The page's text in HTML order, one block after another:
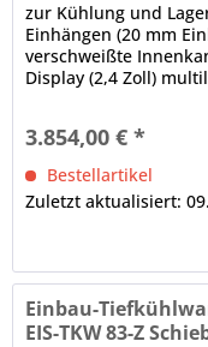
zur Kühlung und
Einhängen (20 mm
verschweißte
Display (2,4 Zoll)
3.854,00 € *
Bestellartikel
Zuletzt aktualisiert:
Einbau-
EIS-TKW 83-Z